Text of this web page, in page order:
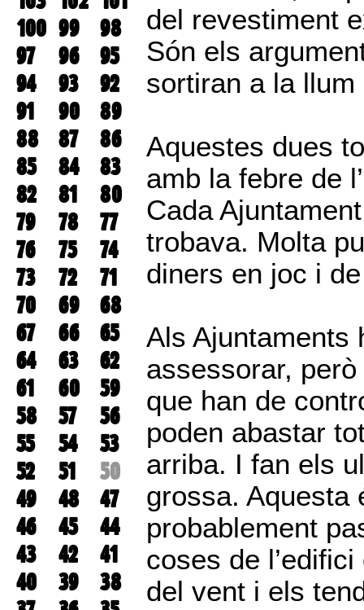
100 99
98
97
96
95
94
93
92
91
90
89
88
87
86
85
84
83
82
81
80
79
78
77
76
75
74
73
72
71
70
69
68
67
66
65
64
63
62
61
60
59
58
57
56
55
54
53
52
51
50
49
48
47
46
45
44
43
42
41
40
39
38
del revestiment
Són els
sortiran a la
Aquestes dues
amb la febre de
Cada
trobava. Molta
diners en joc i
Als Ajuntaments
assessorar,
que han de
poden abastar
arriba. I fan els
grossa. Aquesta
probablement
coses de
del vent i els